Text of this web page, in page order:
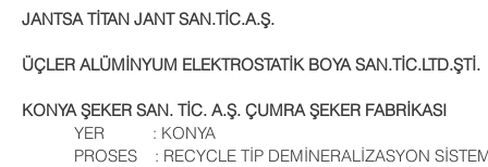
JANTSA TİTAN JANT SAN.TİC.A.Ş.
ÜÇLER ALÜMİNYUM ELEKTROSTATİK BOYA SAN.TİC.LTD.ŞTİ.
KONYA ŞEKER SAN. TİC. A.Ş. ÇUMRA ŞEKER FABRİKASI
YER : KONYA
PROSES : RECYCLE TİP DEMİNERALİZASYON